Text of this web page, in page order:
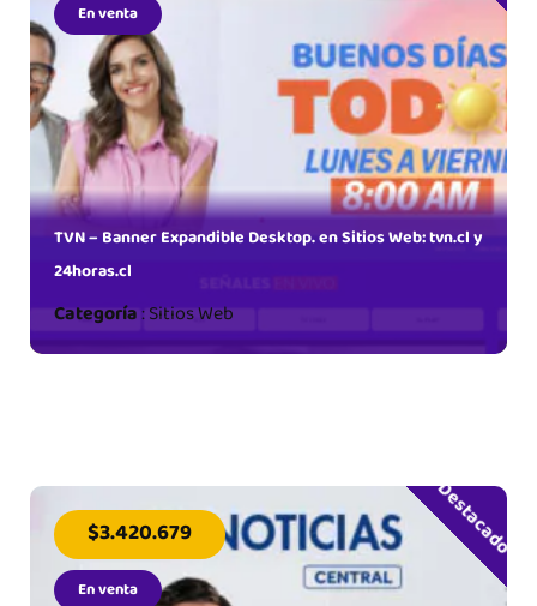
En venta
TVN – Banner Expandible Desktop. en Sitios Web: tvn.cl y
24horas.cl
Categoría:Sitios Web
Destacado
$3.420.679
En venta